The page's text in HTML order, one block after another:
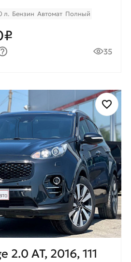
л. Бензин Автомат Полный
35
2.0 AT, 2016, 111